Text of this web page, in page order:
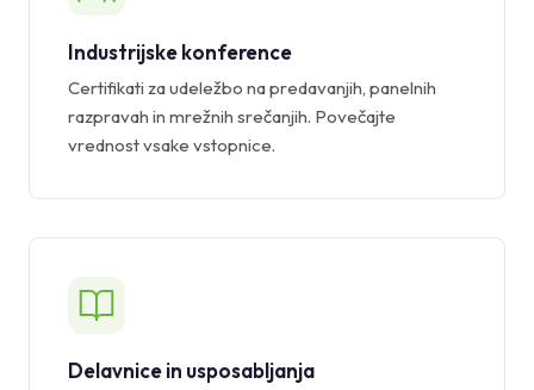
Industrijske konference
Certifikati za udeležbo na predavanjih, panelnih
razpravah in mrežnih srečanjih. Povečajte
vrednost vsake vstopnice.
Delavnice in usposabljanja